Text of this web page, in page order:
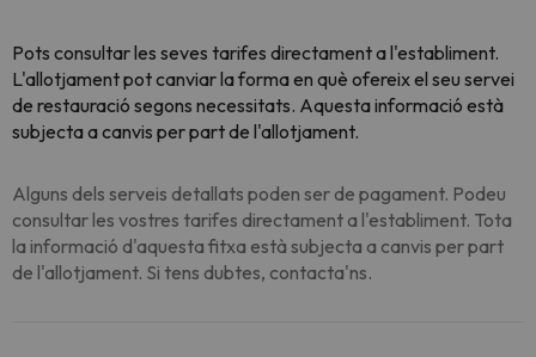
Pots consultar les seves tarifes directament a l'establiment.
L'allotjament pot canviar la forma en què ofereix el seu servei
de restauració segons necessitats. Aquesta informació està
subjecta a canvis per part de l'allotjament.
Alguns dels serveis detallats poden ser de pagament. Podeu
consultar les vostres tarifes directament a l'establiment. Tota
la informació d'aquesta fitxa està subjecta a canvis per part
de l'allotjament. Si tens dubtes, contacta'ns.